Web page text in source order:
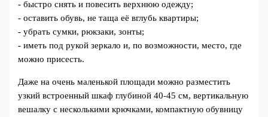
- быстро снять и повесить верхнюю одежду;
- оставить обувь, не таща её вглубь квартиры;
- убрать сумки, рюкзаки, зонты;
- иметь под рукой зеркало и, по возможности, место, где
можно присесть.
Даже на очень маленькой площади можно разместить
узкий встроенный шкаф глубиной 40-45 см, вертикальную
вешалку с несколькими крючками, компактную обувницу